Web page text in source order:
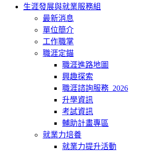
生涯發展與就業服務組
最新消息
單位簡介
工作職掌
職涯定錨
職涯進路地圖
興趣探索
職涯諮詢服務_2026
升學資訊
考試資訊
輔助計畫專區
就業力培養
就業力提升活動